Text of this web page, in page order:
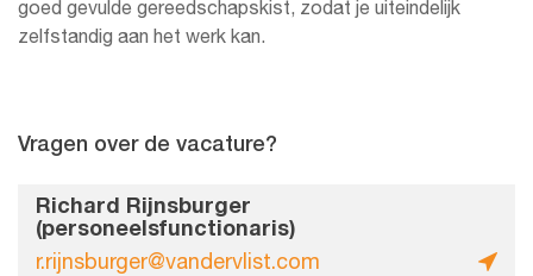
goed gevulde gereedschapskist, zodat je uiteindelijk
zelfstandig aan het werk kan.
Vragen over de vacature?
Richard Rijnsburger
(personeelsfunctionaris)
r.rijnsburger@vandervlist.com